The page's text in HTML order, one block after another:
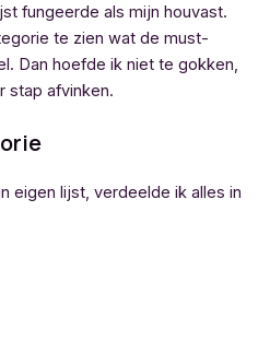
fungeerde als mijn houvast.
te zien wat de must-
Dan hoefde ik niet te gokken,
stap afvinken.
eigen lijst, verdeelde ik alles in